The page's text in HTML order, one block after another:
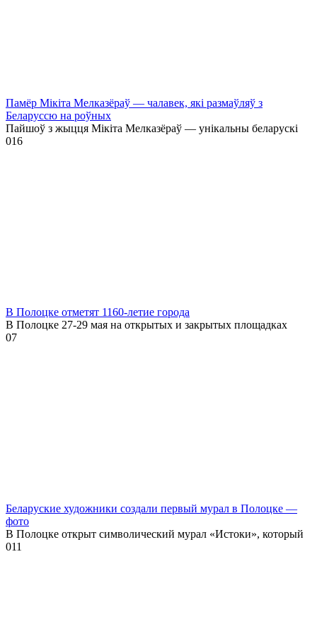
Памёр Мікіта Мелказёраў — чалавек, які размаўляў з
Беларуссю на роўных
Пайшоў з жыцця Мікіта Мелказёраў — унікальны беларускі
016
В Полоцке отметят 1160-летие города
В Полоцке 27-29 мая на открытых и закрытых площадках
07
Беларуские художники создали первый мурал в Полоцке —
фото
В Полоцке открыт символический мурал «Истоки», который
011